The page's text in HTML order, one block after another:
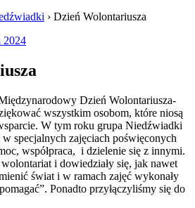
› Dzień Wolontariusza
2024
Dzień Wolontariusza-
wszystkim osobom, które niosą
W tym roku grupa Niedźwiadki
w specjalnych zajęciach poświęconych
współpraca, i dzielenie się z innymi.
i dowiedziały się, jak nawet
świat i w ramach zajęć wykonały
Ponadto przyłączyliśmy się do